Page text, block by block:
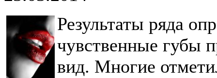
Результаты ряда
чувственные губы
вид. Многие